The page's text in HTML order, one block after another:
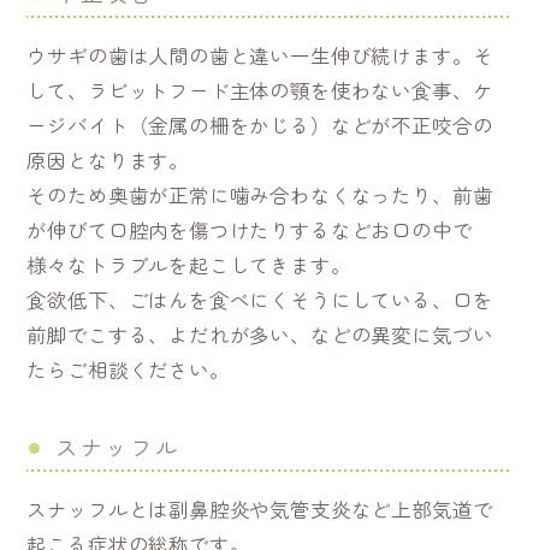
ウサギの歯は人間の歯と違い一生伸び続けます。そ
して、ラビットフード主体の顎を使わない食事、ケ
ージバイト（金属の柵をかじる）などが不正咬合の
原因となります。
そのため奥歯が正常に噛み合わなくなったり、前歯
が伸びて口腔内を傷つけたりするなどお口の中で
様々なトラブルを起こしてきます。
食欲低下、ごはんを食べにくそうにしている、口を
前脚でこする、よだれが多い、などの異変に気づい
たらご相談ください。
スナッフル
スナッフルとは副鼻腔炎や気管支炎など上部気道で
起こる症状の総称です。